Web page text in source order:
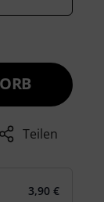
Teilen
3,90 €